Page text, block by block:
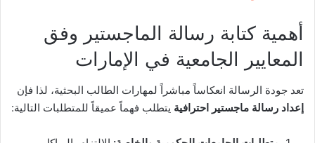
أهمية كتابة رسالة الماجستير وفق
المعايير الجامعية في الإمارات
تعد جودة الرسالة انعكاساً مباشراً لمهارات الطالب البحثية، لذا فإن
إعداد رسالة ماجستير احترافية يتطلب فهماً عميقاً للمتطلبات التالية: